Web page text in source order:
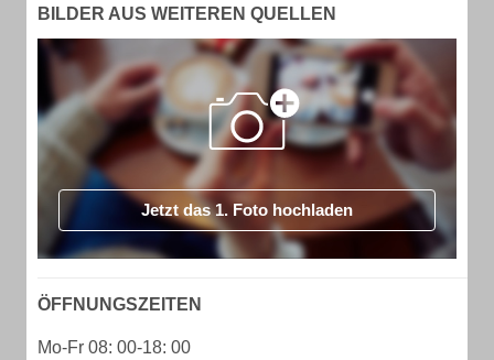
BILDER AUS WEITEREN QUELLEN
Jetzt das 1. Foto hochladen
ÖFFNUNGSZEITEN
Mo-Fr 08: 00-18: 00